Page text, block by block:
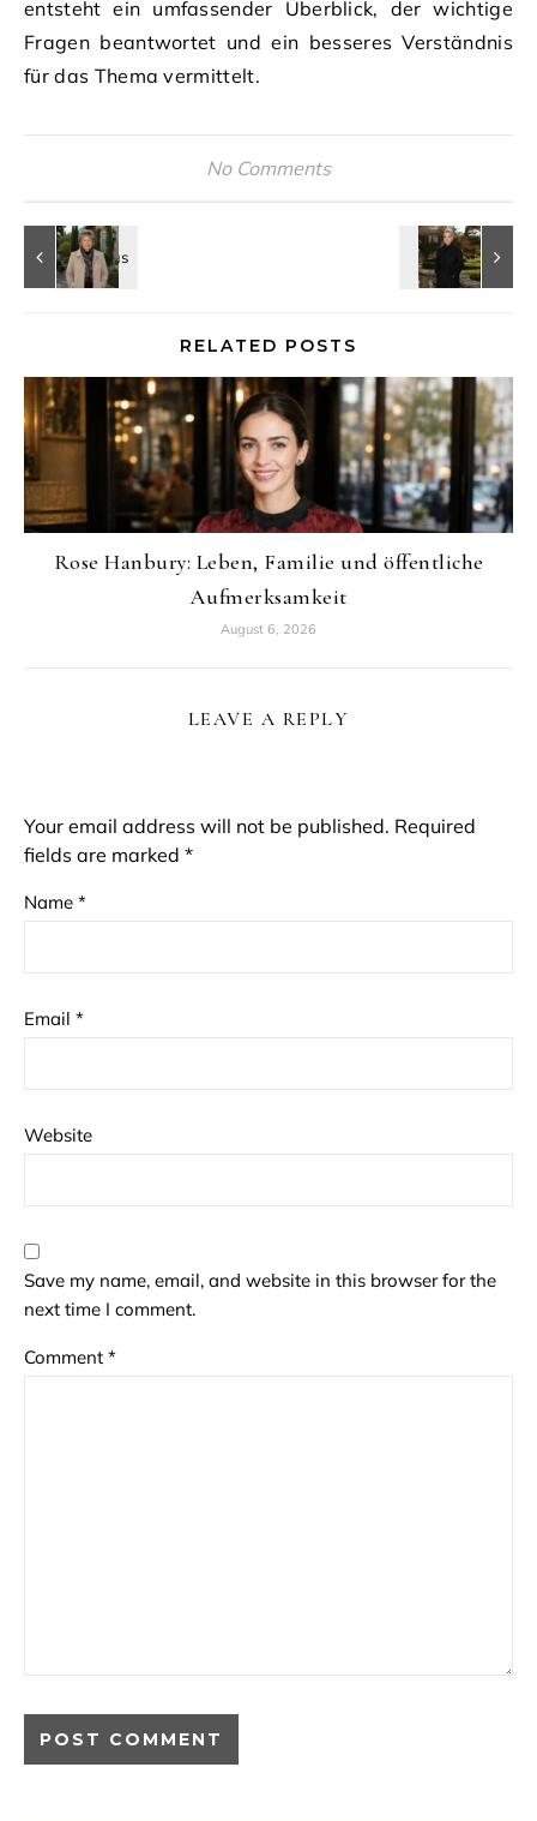
entsteht ein umfassender Überblick, der wichtige
Fragen beantwortet und ein besseres Verständnis
für das Thema vermittelt.
No Comments
RELATED POSTS
Rose Hanbury: Leben, Familie und öffentliche
Aufmerksamkeit
August 6, 2026
LEAVE A REPLY
Your email address will not be published. Required
fields are marked *
Name *
Email *
Website
Save my name, email, and website in this browser for the
next time I comment.
Comment *